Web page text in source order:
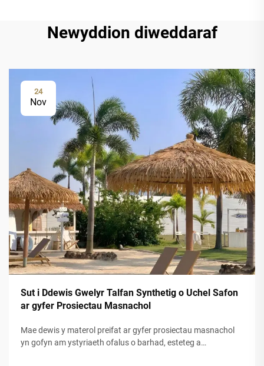
Newyddion diweddaraf
24
Nov
Sut i Ddewis Gwelyr Talfan Synthetig o Uchel Safon
ar gyfer Prosiectau Masnachol
Mae dewis y materol preifat ar gyfer prosiectau masnachol
yn gofyn am ystyriaeth ofalus o barhad, esteteg a